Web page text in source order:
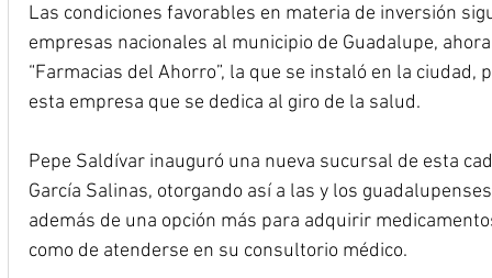
Las condiciones favorables en materia de inversión
empresas nacionales al municipio de Guadalupe,
“Farmacias del Ahorro”, la que se instaló en la
esta empresa que se dedica al giro de la salud.
Pepe Saldívar inauguró una nueva sucursal de esta
García Salinas, otorgando así a las y los
además de una opción más para adquirir
como de atenderse en su consultorio médico.